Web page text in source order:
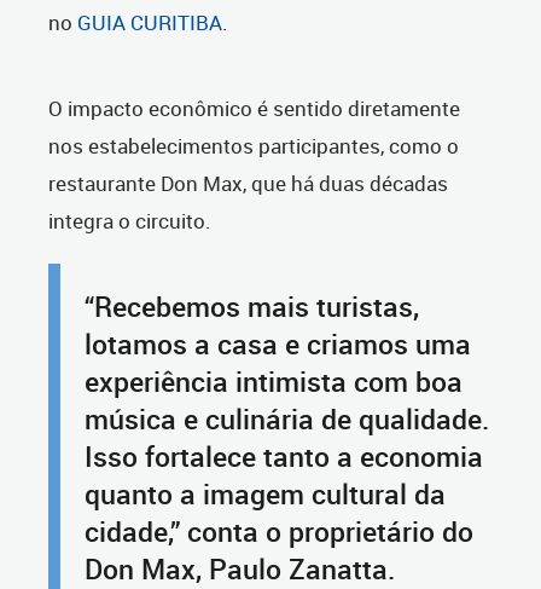
no GUIA CURITIBA.
O impacto econômico é sentido diretamente
nos estabelecimentos participantes, como o
restaurante Don Max, que há duas décadas
integra o circuito.
“Recebemos mais turistas,
lotamos a casa e criamos uma
experiência intimista com boa
música e culinária de qualidade.
Isso fortalece tanto a economia
quanto a imagem cultural da
cidade,” conta o proprietário do
Don Max, Paulo Zanatta.